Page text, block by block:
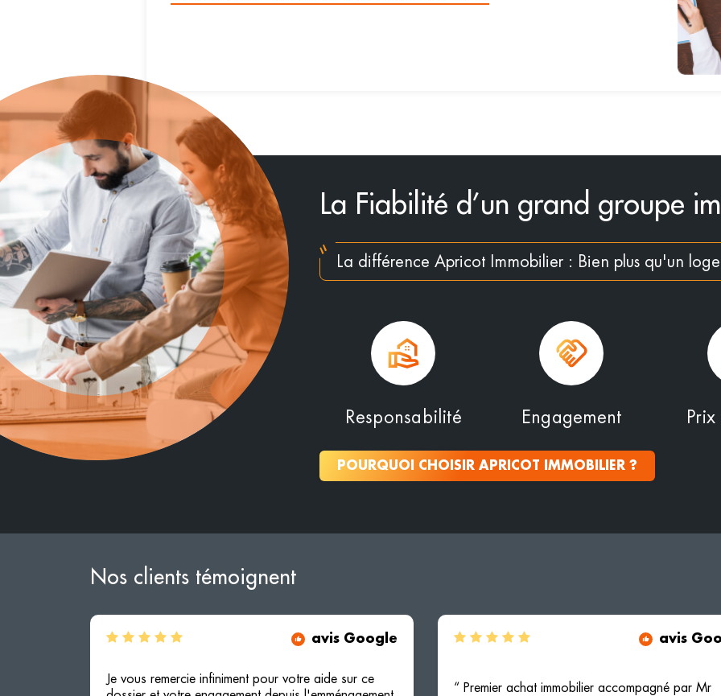
La Fiabilité d’un grand groupe
La différence Apricot Immobilier : Bien plus qu'un
Responsabilité Engagement
POURQUOI CHOISIR APRICOT IMMOBILIER ?
Nos clients témoignent
avis Google
Je vous remercie infiniment pour votre aide sur ce
avis
“ Premier achat immobilier accompagné par Mr